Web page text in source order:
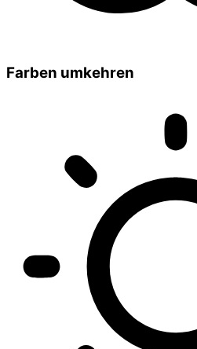
Farben umkehren